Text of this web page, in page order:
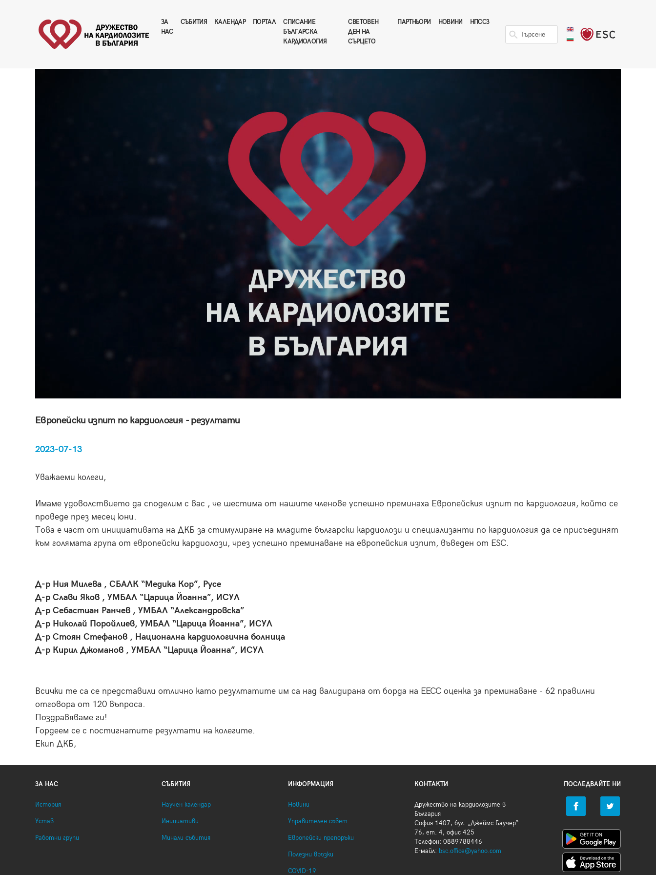
ЗА
НАС
CЪБИТИЯ КАЛЕНДАР ПОРТАЛ
СПИСАНИЕ
БЪЛГАРСКА
КАРДИОЛОГИЯ
СВЕТОВЕН
ДЕН НА
СЪРЦЕТО
ПАРТНЬОРИ НОВИНИ НПССЗ
Европейски изпит по кардиология - резултати
2023-07-13
Уважаеми колеги,
Имаме удоволствието да споделим с вас , че шестима от нашите членове успешно преминаха Европейския изпит по кардиология, който се
проведе през месец юни.
Това е част от инициативата на ДКБ за стимулиране на младите български кардиолози и специализанти по кардиология да се присъединят
към голямата група от европейски кардиолози, чрез успешно преминаване на европейския изпит, въведен от ESC.
Д-р Ния Милева , СБАЛК “Медика Кор”, Русе
Д-р Слави Яков , УМБАЛ “Царица Йоанна”, ИСУЛ
Д-р Себастиан Ранчев , УМБАЛ “Александровска”
Д-р Николай Поройлиев, УМБАЛ “Царица Йоанна”, ИСУЛ
Д-р Стоян Стефанов , Национална кардиологична болница
Д-р Кирил Джоманов , УМБАЛ “Царица Йоанна”, ИСУЛ
Всички те са се представили отлично като резултатите им са над валидирана от борда на EECC оценка за преминаване - 62 правилни
отговора от 120 въпроса.
Поздравяваме ги!
Гордеем се с постигнатите резултати на колегите.
Екип ДКБ,
ЗА НАС
История
Устав
Работни групи
СЪБИТИЯ
Научен календар
Инициативи
Минали събития
ИНФОРМАЦИЯ
Новини
Управителен съвет
Европейски препоръки
Полезни връзки
COVID-19
КОНТАКТИ
Дружество на кардиолозите в
България
София 1407, бул. „Джеймс Баучер“
76, ет. 4, офис 425
Телефон: 0889788446
Е-майл: bsc.office@yahoo.com
ПОСЛЕДВАЙТЕ НИ